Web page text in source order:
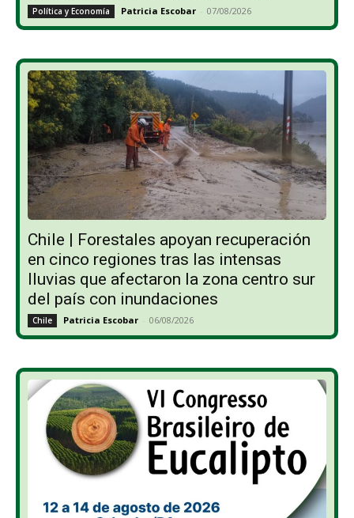
Política y Economía Patricia Escobar - 07/08/2026
Chile | Forestales apoyan recuperación
en cinco regiones tras las intensas
lluvias que afectaron la zona centro sur
del país con inundaciones
Chile Patricia Escobar - 06/08/2026